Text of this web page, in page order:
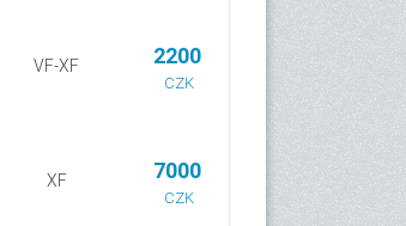
VF-XF 2200
CZK
XF 7000
CZK